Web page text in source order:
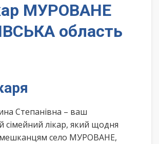
МУРОВАНЕ
область
Степанівна – ваш
сімейний лікар, який щодня
село МУРОВАНЕ,